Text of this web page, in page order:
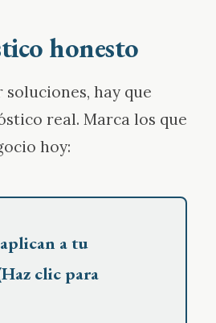
honesto
soluciones, hay que
real. Marca los que
hoy:
a tu
clic para